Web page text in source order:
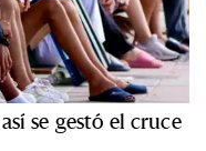
se gestó el cruce